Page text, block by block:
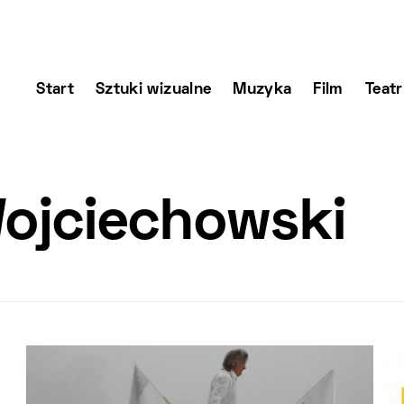
Start Sztuki wizualne Muzyka Film Teatr